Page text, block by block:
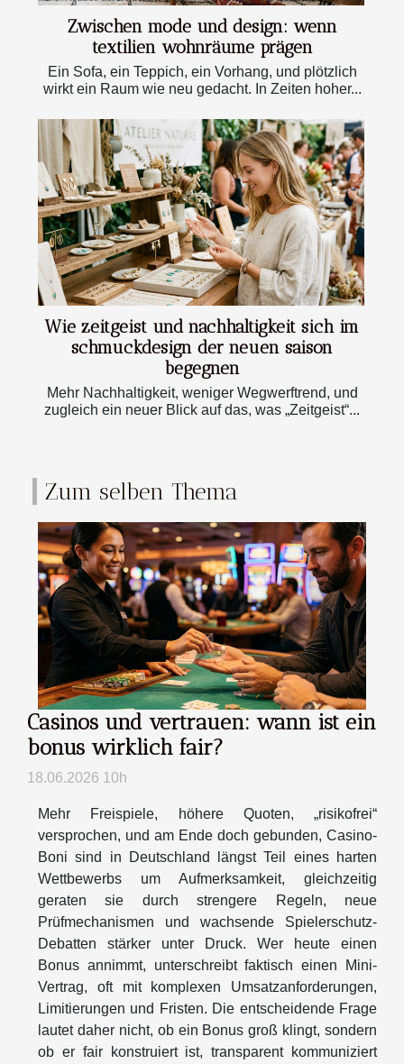
Zwischen mode und design: wenn
textilien wohnräume prägen
Ein Sofa, ein Teppich, ein Vorhang, und plötzlich
wirkt ein Raum wie neu gedacht. In Zeiten hoher...
Wie zeitgeist und nachhaltigkeit sich im
schmuckdesign der neuen saison
begegnen
Mehr Nachhaltigkeit, weniger Wegwerftrend, und
zugleich ein neuer Blick auf das, was „Zeitgeist“...
Zum selben Thema
Casinos und vertrauen: wann ist ein
bonus wirklich fair?
18.06.2026 10h
Mehr Freispiele, höhere Quoten, „risikofrei“
versprochen, und am Ende doch gebunden, Casino-
Boni sind in Deutschland längst Teil eines harten
Wettbewerbs um Aufmerksamkeit, gleichzeitig
geraten sie durch strengere Regeln, neue
Prüfmechanismen und wachsende Spielerschutz-
Debatten stärker unter Druck. Wer heute einen
Bonus annimmt, unterschreibt faktisch einen Mini-
Vertrag, oft mit komplexen Umsatzanforderungen,
Limitierungen und Fristen. Die entscheidende Frage
lautet daher nicht, ob ein Bonus groß klingt, sondern
ob er fair konstruiert ist, transparent kommuniziert